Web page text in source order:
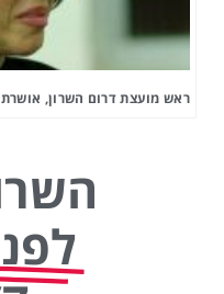
ראש מועצת דרום השרון, אושרת